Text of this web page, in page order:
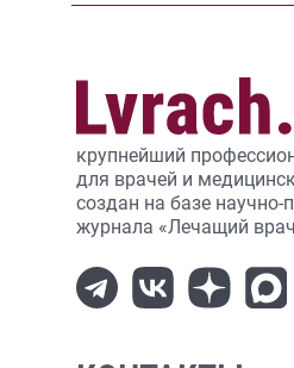
крупнейший
для врачей и
создан на базе научно-
журнала «Лечащий